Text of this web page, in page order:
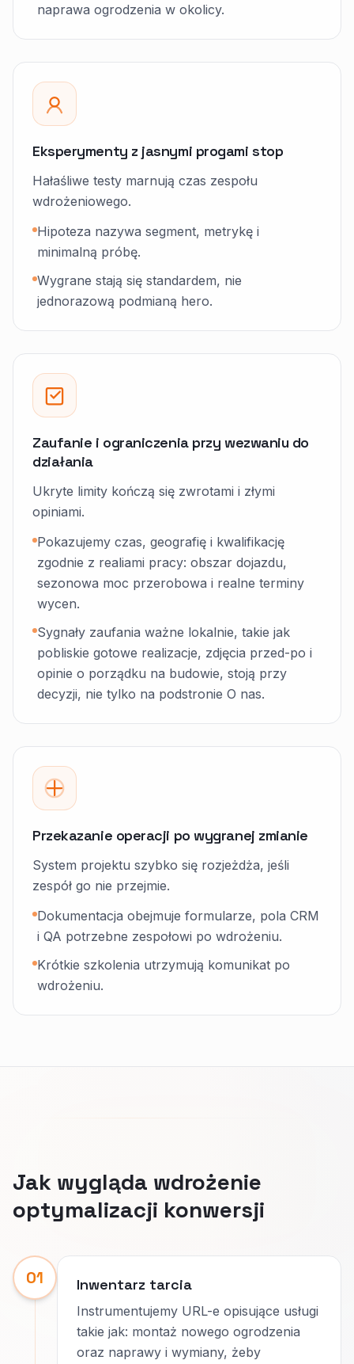
naprawa ogrodzenia w okolicy.
Eksperymenty z jasnymi progami stop
Hałaśliwe testy marnują czas zespołu
wdrożeniowego.
Hipoteza nazywa segment, metrykę i
minimalną próbę.
Wygrane stają się standardem, nie
jednorazową podmianą hero.
Zaufanie i ograniczenia przy wezwaniu do
działania
Ukryte limity kończą się zwrotami i złymi
opiniami.
Pokazujemy czas, geografię i kwalifikację
zgodnie z realiami pracy: obszar dojazdu,
sezonowa moc przerobowa i realne terminy
wycen.
Sygnały zaufania ważne lokalnie, takie jak
pobliskie gotowe realizacje, zdjęcia przed-po i
opinie o porządku na budowie, stoją przy
decyzji, nie tylko na podstronie O nas.
Przekazanie operacji po wygranej zmianie
System projektu szybko się rozjeżdża, jeśli
zespół go nie przejmie.
Dokumentacja obejmuje formularze, pola CRM
i QA potrzebne zespołowi po wdrożeniu.
Krótkie szkolenia utrzymują komunikat po
wdrożeniu.
Jak wygląda wdrożenie
optymalizacji konwersji
01 Inwentarz tarcia
Instrumentujemy URL-e opisujące usługi
takie jak: montaż nowego ogrodzenia
oraz naprawy i wymiany, żeby